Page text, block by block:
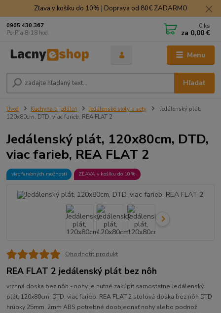
Zľava v košíku do 10% | Doprava od 80€ ZADARMO
Menu
Hľadať
0905 430 367
Po-Pia 8-18 hod.
0 ks
za 0,00 €
Úvod Kuchyňa a jedáleň Jedálenské stoly a sety
Jedálenský plát,
120x80cm, DTD, viac farieb, REA FLAT 2
Jedálenský plát, 120x80cm, DTD,
viac farieb, REA FLAT 2
viac farebných možností ZĽAVA v košíku do 10%
Ohodnotiť produkt
REA FLAT 2 jedálenský plát bez nôh
vrchná doska bez nôh - nohy je nutné zakúpiť samostatne Jedálenský
plát, 120x80cm, DTD, viac farieb, REA FLAT 2 stolová doska bez nôh DTD
hrúbky 25mm, 2mm ABS potrebné doobjednať nohy alebo podnož